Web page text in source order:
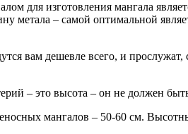
для изготовления мангала
метала – самой оптимальной
вам дешевле всего, и
– это высота – он не должен
мангалов – 50-60 см.